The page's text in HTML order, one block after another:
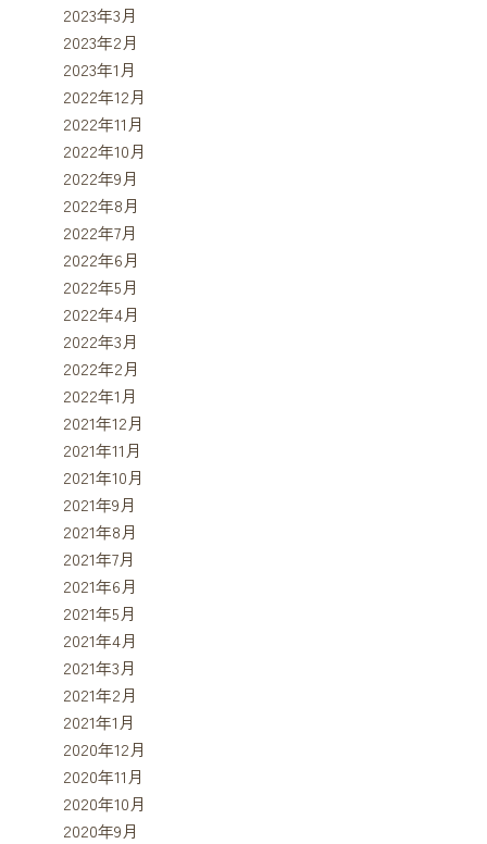
2023年3月
2023年2月
2023年1月
2022年12月
2022年11月
2022年10月
2022年9月
2022年8月
2022年7月
2022年6月
2022年5月
2022年4月
2022年3月
2022年2月
2022年1月
2021年12月
2021年11月
2021年10月
2021年9月
2021年8月
2021年7月
2021年6月
2021年5月
2021年4月
2021年3月
2021年2月
2021年1月
2020年12月
2020年11月
2020年10月
2020年9月